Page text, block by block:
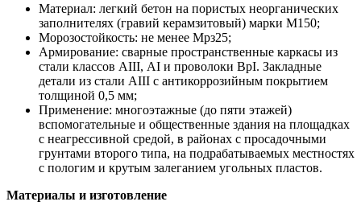
Материал: легкий бетон на пористых неорганических
заполнителях (гравий керамзитовый) марки М150;
Морозостойкость: не менее Мрз25;
Армирование: сварные пространственные каркасы из
стали классов АIII, АI и проволоки ВрI. Закладные
детали из стали АIII с антикоррозийным покрытием
толщиной 0,5 мм;
Применение: многоэтажные (до пяти этажей)
вспомогательные и общественные здания на площадках
с неагрессивной средой, в районах с просадочными
грунтами второго типа, на подрабатываемых местностях
с пологим и крутым залеганием угольных пластов.
Материалы и изготовление